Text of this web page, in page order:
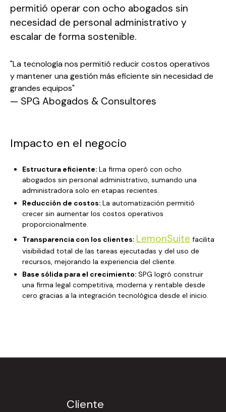
permitió operar con ocho abogados sin
necesidad de personal administrativo y
escalar de forma sostenible.
"La tecnología nos permitió reducir costos operativos
y mantener una gestión más eficiente sin necesidad de
grandes equipos"
— SPG Abogados & Consultores
Impacto en el negocio
Estructura eficiente: La firma operó con ocho
abogados sin personal administrativo, sumando una
administradora solo en etapas recientes.
Reducción de costos: La automatización permitió
crecer sin aumentar los costos operativos
proporcionalmente.
Transparencia con los clientes: LemonSuite facilita
visibilidad total de las tareas ejecutadas y del uso de
recursos, mejorando la experiencia del cliente.
Base sólida para el crecimiento: SPG logró construir
una firma legal competitiva, moderna y rentable desde
cero gracias a la integración tecnológica desde el inicio.
Cliente